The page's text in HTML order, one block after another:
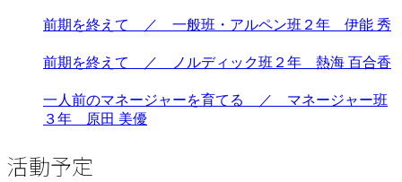
前期を終えて ／ 一般班・アルペン班２年 伊能 秀
前期を終えて ／ ノルディック班２年 熱海 百合香
一人前のマネージャーを育てる ／ マネージャー班
３年 原田 美優
活動予定